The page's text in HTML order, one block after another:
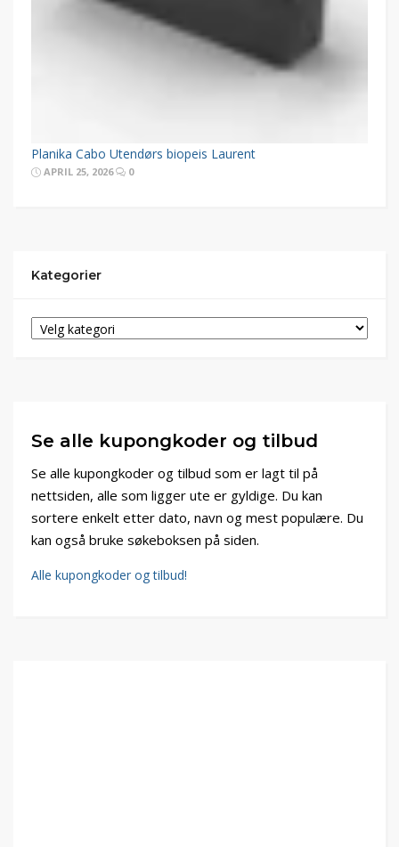
Planika Cabo Utendørs biopeis Laurent
APRIL 25, 2026 0
Kategorier
Se alle kupongkoder og tilbud
Se alle kupongkoder og tilbud som er lagt til på
nettsiden, alle som ligger ute er gyldige. Du kan
sortere enkelt etter dato, navn og mest populære. Du
kan også bruke søkeboksen på siden.
Alle kupongkoder og tilbud!